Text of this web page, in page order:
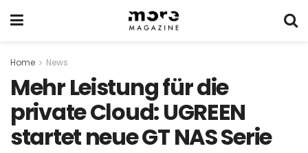
Home News
Mehr Leistung für die
private Cloud: UGREEN
startet neue GT NAS Serie